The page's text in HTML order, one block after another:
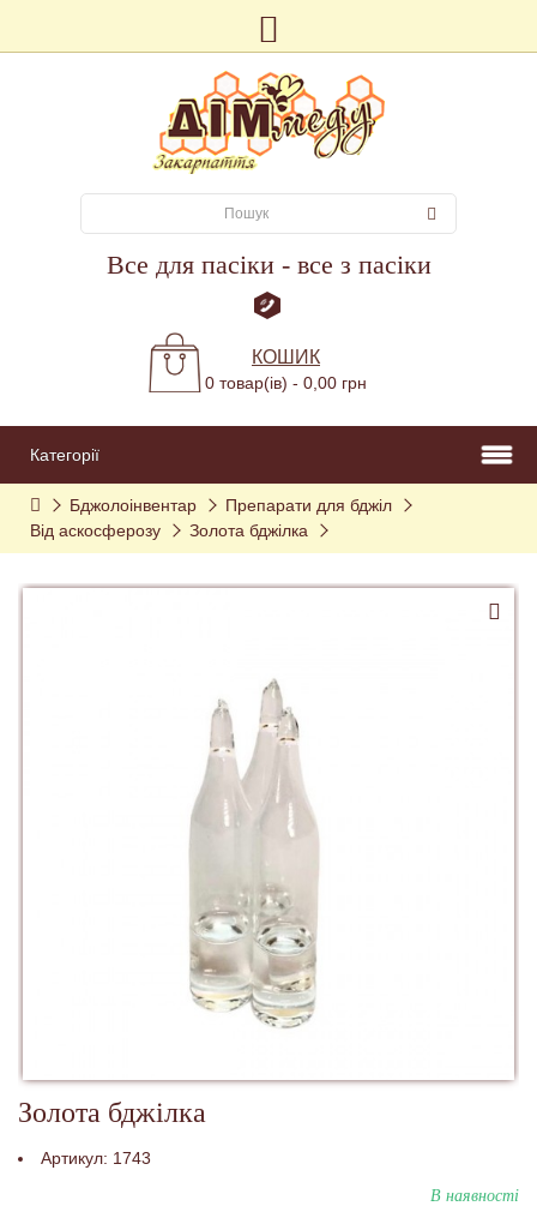
Все для пасіки - все з пасіки
КОШИК
0 товар(ів) - 0,00 грн
Категорії
Бджолоінвентар
Препарати для бджіл
Від аскосферозу
Золота бджілка
Золота бджілка
Артикул: 1743
В наявності